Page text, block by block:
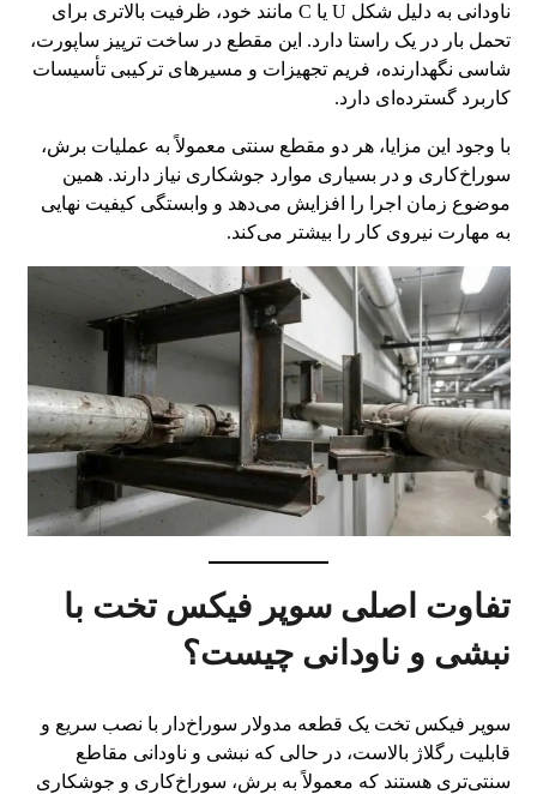
ناودانی به دلیل شکل U یا C مانند خود، ظرفیت بالاتری برای
تحمل بار در یک راستا دارد. این مقطع در ساخت ترپیز ساپورت،
شاسی نگهدارنده، فریم تجهیزات و مسیرهای ترکیبی تأسیسات
کاربرد گسترده‌ای دارد.
با وجود این مزایا، هر دو مقطع سنتی معمولاً به عملیات برش،
سوراخ‌کاری و در بسیاری موارد جوشکاری نیاز دارند. همین
موضوع زمان اجرا را افزایش می‌دهد و وابستگی کیفیت نهایی
به مهارت نیروی کار را بیشتر می‌کند.
تفاوت اصلی سوپر فیکس تخت با
نبشی و ناودانی چیست؟
سوپر فیکس تخت یک قطعه مدولار سوراخ‌دار با نصب سریع و
قابلیت رگلاژ بالاست، در حالی که نبشی و ناودانی مقاطع
سنتی‌تری هستند که معمولاً به برش، سوراخ‌کاری و جوشکاری